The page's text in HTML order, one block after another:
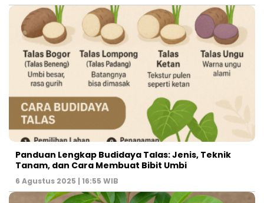
Panduan Lengkap Budidaya Talas: Jenis, Teknik
Tanam, dan Cara Membuat Bibit Umbi
6 Agustus 2025 | 16:55 WIB